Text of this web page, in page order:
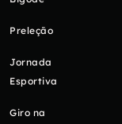
Preleção
Jornada
Esportiva
Giro na